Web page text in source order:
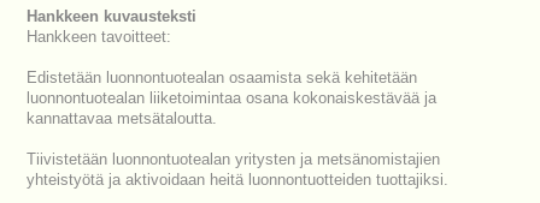
Hankkeen kuvausteksti
Hankkeen tavoitteet:
Edistetään luonnontuotealan osaamista sekä kehitetään
luonnontuotealan liiketoimintaa osana kokonaiskestävää ja
kannattavaa metsätaloutta.
Tiivistetään luonnontuotealan yritysten ja metsänomistajien
yhteistyötä ja aktivoidaan heitä luonnontuotteiden tuottajiksi.